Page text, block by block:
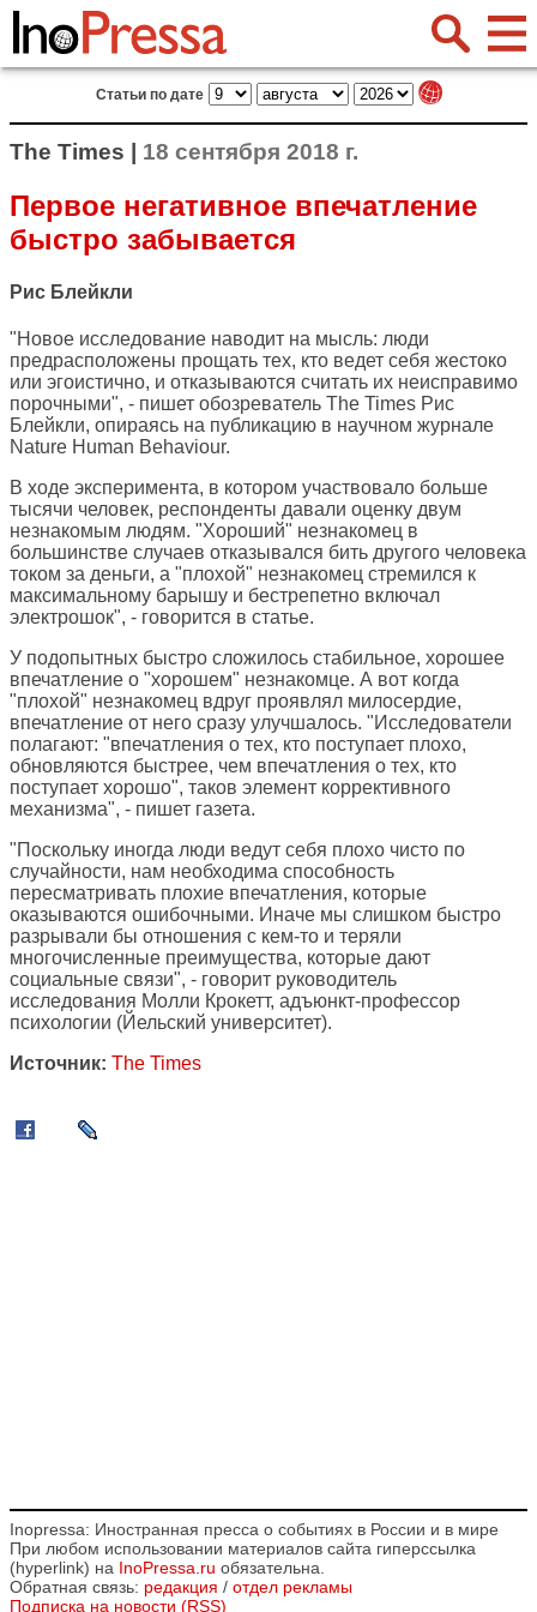
Статьи по дате
The Times | 18 сентября 2018 г.
Первое негативное впечатление
быстро забывается
Рис Блейкли
"Новое исследование наводит на мысль: люди
предрасположены прощать тех, кто ведет себя жестоко
или эгоистично, и отказываются считать их неисправимо
порочными", - пишет обозреватель The Times Рис
Блейкли, опираясь на публикацию в научном журнале
Nature Human Behaviour.
В ходе эксперимента, в котором участвовало больше
тысячи человек, респонденты давали оценку двум
незнакомым людям. "Хороший" незнакомец в
большинстве случаев отказывался бить другого человека
током за деньги, а "плохой" незнакомец стремился к
максимальному барышу и бестрепетно включал
электрошок", - говорится в статье.
У подопытных быстро сложилось стабильное, хорошее
впечатление о "хорошем" незнакомце. А вот когда
"плохой" незнакомец вдруг проявлял милосердие,
впечатление от него сразу улучшалось. "Исследователи
полагают: "впечатления о тех, кто поступает плохо,
обновляются быстрее, чем впечатления о тех, кто
поступает хорошо", таков элемент коррективного
механизма", - пишет газета.
"Поскольку иногда люди ведут себя плохо чисто по
случайности, нам необходима способность
пересматривать плохие впечатления, которые
оказываются ошибочными. Иначе мы слишком быстро
разрывали бы отношения с кем-то и теряли
многочисленные преимущества, которые дают
социальные связи", - говорит руководитель
исследования Молли Крокетт, адъюнкт-профессор
психологии (Йельский университет).
Источник: The Times
Inopressa: Иностранная пресса о событиях в России и в мире
При любом использовании материалов сайта гиперссылка
(hyperlink) на InoPressa.ru обязательна.
Обратная связь: редакция / отдел рекламы
Подписка на новости (RSS)